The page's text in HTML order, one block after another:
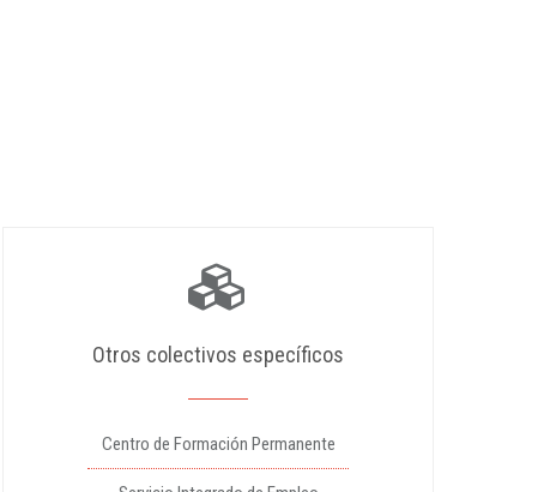
Otros colectivos específicos
Centro de Formación Permanente